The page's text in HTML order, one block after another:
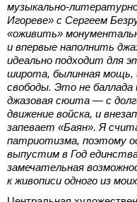
музыкально-
Игореве» с Сергеем
«оживить»
и впервые наполнить
идеально подходит для
широта, былинная мощь,
свободы. Это не баллада
джазовая сюита — с
движение войска, и
запевает «Баян». Я
патриотизма, поэтому
выпустим в Год
замечательная
к живописи одного из